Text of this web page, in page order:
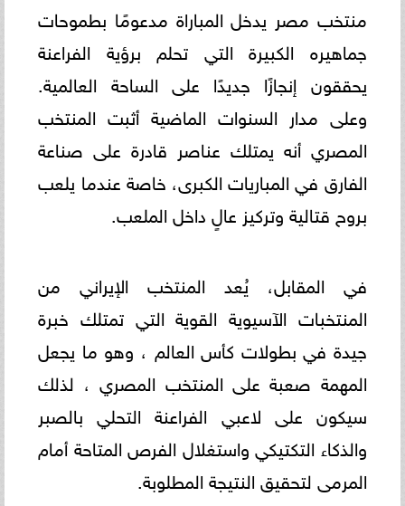
منتخب مصر يدخل المباراة مدعومًا بطموحات
جماهيره الكبيرة التي تحلم برؤية الفراعنة
يحققون إنجازًا جديدًا على الساحة العالمية.
وعلى مدار السنوات الماضية أثبت المنتخب
المصري أنه يمتلك عناصر قادرة على صناعة
الفارق في المباريات الكبرى، خاصة عندما يلعب
بروح قتالية وتركيز عالٍ داخل الملعب.
في المقابل، يُعد المنتخب الإيراني من
المنتخبات الآسيوية القوية التي تمتلك خبرة
جيدة في بطولات كأس العالم ، وهو ما يجعل
المهمة صعبة على المنتخب المصري ، لذلك
سيكون على لاعبي الفراعنة التحلي بالصبر
والذكاء التكتيكي واستغلال الفرص المتاحة أمام
المرمى لتحقيق النتيجة المطلوبة.